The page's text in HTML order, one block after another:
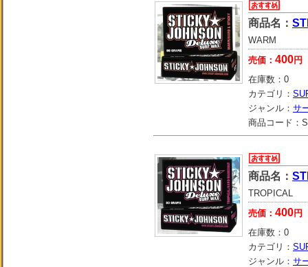
商品名：
WARM
売価： 400円
在庫数： 0
カテゴリ：
ジャンル： サ
商品コード：
商品名：
TROPICAL
売価： 400円
在庫数： 0
カテゴリ：
ジャンル： サ